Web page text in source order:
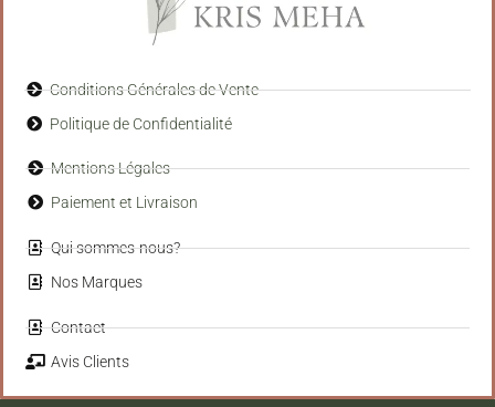
Conditions Générales de Vente
Politique de Confidentialité
Mentions Légales
Paiement et Livraison
Qui sommes-nous?
Nos Marques
Contact
Avis Clients